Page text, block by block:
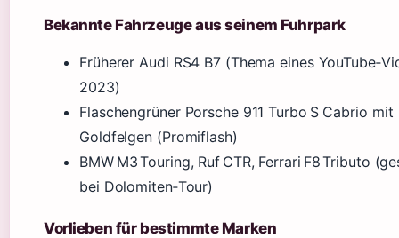
Bekannte Fahrzeuge aus seinem Fuhrpark
Früherer Audi RS4 B7 (Thema eines
2023)
Flaschengrüner Porsche 911 Turbo S Cabrio mit
Goldfelgen (Promiflash)
BMW M3 Touring, Ruf CTR, Ferrari F8 Tributo
bei Dolomiten‑Tour)
Vorlieben für bestimmte Marken